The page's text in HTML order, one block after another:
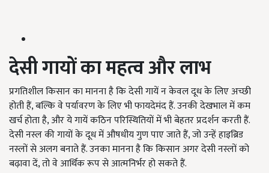
देसी गायों का महत्व और लाभ
प्रगतिशील किसान का मानना है कि देसी गायें न केवल दूध के लिए अच्छी
होती हैं, बल्कि वे पर्यावरण के लिए भी फायदेमंद हैं. उनकी देखभाल में कम
खर्च होता है, और ये गायें कठिन परिस्थितियों में भी बेहतर प्रदर्शन करती हैं.
देसी नस्ल की गायों के दूध में औषधीय गुण पाए जाते हैं, जो उन्हें हाइब्रिड
नस्लों से अलग बनाते हैं. उनका मानना है कि किसान अगर देसी नस्लों को
बढ़ावा दें, तो वे आर्थिक रूप से आत्मनिर्भर हो सकते हैं.